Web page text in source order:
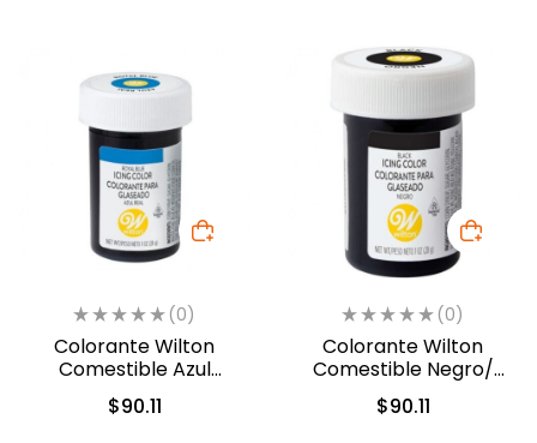
(0)
Colorante Wilton
Comestible Azul
Real/Royal Blue 28.3gr.
(04-0-0035)
$90.11
(0)
Colorante Wilton
Comestible Negro/
Black 28.3gr. (04-0-
0037)
$90.11